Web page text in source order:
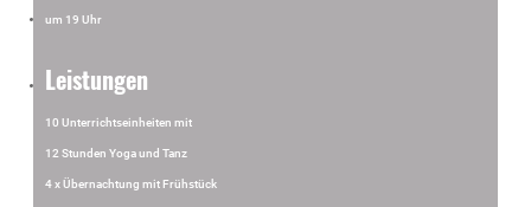
um 19 Uhr
Leistungen
10 Unterrichtseinheiten mit
12 Stunden Yoga und Tanz
4 x Übernachtung mit Frühstück